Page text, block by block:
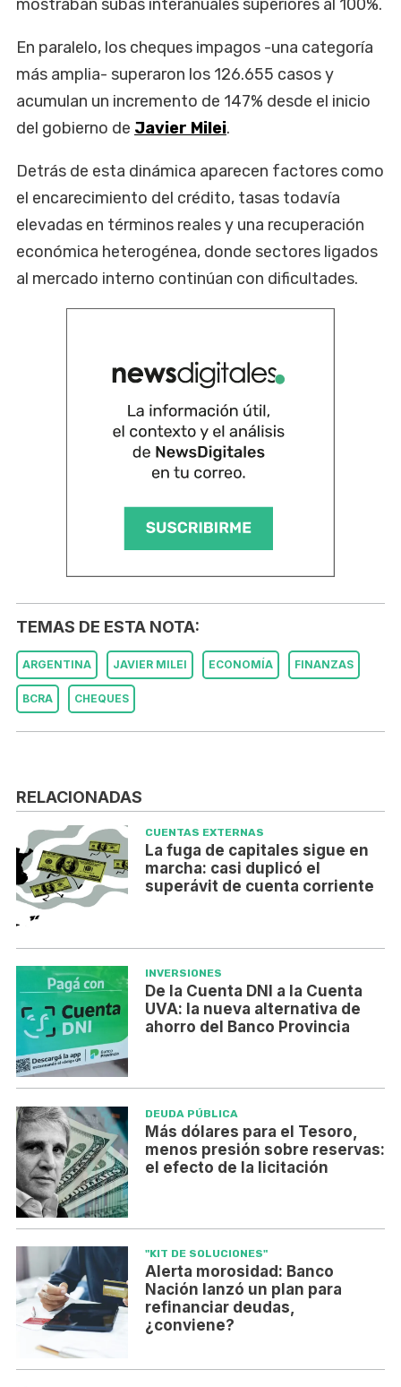
mostraban subas interanuales superiores al 100%.
En paralelo, los cheques impagos -una categoría
más amplia- superaron los 126.655 casos y
acumulan un incremento de 147% desde el inicio
del gobierno de Javier Milei.
Detrás de esta dinámica aparecen factores como
el encarecimiento del crédito, tasas todavía
elevadas en términos reales y una recuperación
económica heterogénea, donde sectores ligados
al mercado interno continúan con dificultades.
TEMAS DE ESTA NOTA:
ARGENTINA JAVIER MILEI ECONOMÍA FINANZAS
BCRA CHEQUES
RELACIONADAS
CUENTAS EXTERNAS
La fuga de capitales sigue en
marcha: casi duplicó el
superávit de cuenta corriente
INVERSIONES
De la Cuenta DNI a la Cuenta
UVA: la nueva alternativa de
ahorro del Banco Provincia
DEUDA PÚBLICA
Más dólares para el Tesoro,
menos presión sobre reservas:
el efecto de la licitación
"KIT DE SOLUCIONES"
Alerta morosidad: Banco
Nación lanzó un plan para
refinanciar deudas,
¿conviene?